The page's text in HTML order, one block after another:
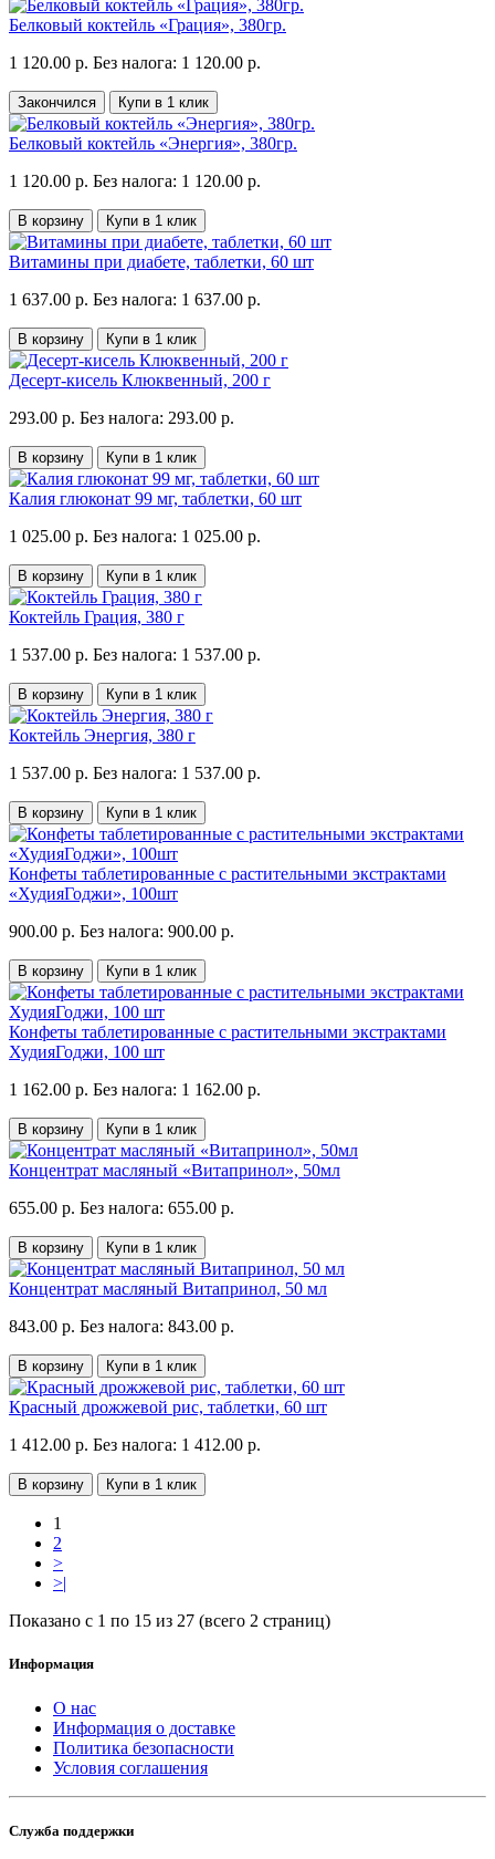
Белковый коктейль «Грация», 380гр.
1 120.00 р. Без налога: 1 120.00 р.
Закончился Купи в 1 клик
Белковый коктейль «Энергия», 380гр.
1 120.00 р. Без налога: 1 120.00 р.
В корзину Купи в 1 клик
Витамины при диабете, таблетки, 60 шт
1 637.00 р. Без налога: 1 637.00 р.
В корзину Купи в 1 клик
Десерт-кисель Клюквенный, 200 г
293.00 р. Без налога: 293.00 р.
В корзину Купи в 1 клик
Калия глюконат 99 мг, таблетки, 60 шт
1 025.00 р. Без налога: 1 025.00 р.
В корзину Купи в 1 клик
Коктейль Грация, 380 г
1 537.00 р. Без налога: 1 537.00 р.
В корзину Купи в 1 клик
Коктейль Энергия, 380 г
1 537.00 р. Без налога: 1 537.00 р.
В корзину Купи в 1 клик
Конфеты таблетированные с растительными экстрактами
«ХудияГоджи», 100шт
900.00 р. Без налога: 900.00 р.
В корзину Купи в 1 клик
Конфеты таблетированные с растительными экстрактами
ХудияГоджи, 100 шт
1 162.00 р. Без налога: 1 162.00 р.
В корзину Купи в 1 клик
Концентрат масляный «Витапринол», 50мл
655.00 р. Без налога: 655.00 р.
В корзину Купи в 1 клик
Концентрат масляный Витапринол, 50 мл
843.00 р. Без налога: 843.00 р.
В корзину Купи в 1 клик
Красный дрожжевой рис, таблетки, 60 шт
1 412.00 р. Без налога: 1 412.00 р.
В корзину Купи в 1 клик
1
2
>
>|
Показано с 1 по 15 из 27 (всего 2 страниц)
Информация
О нас
Информация о доставке
Политика безопасности
Условия соглашения
Служба поддержки